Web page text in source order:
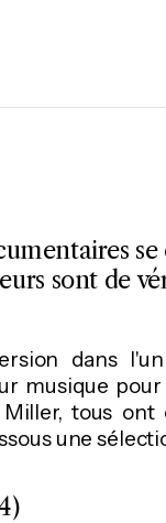
sont de
dans
musique pour
tous
une